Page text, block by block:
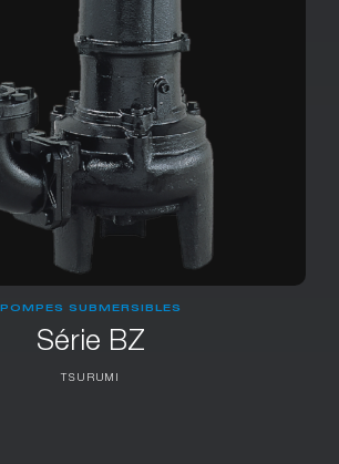
POMPES SUBMERSIBLES
Série BZ
TSURUMI